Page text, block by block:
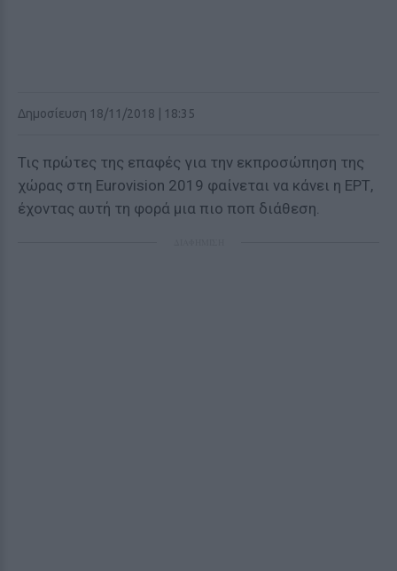
Δημοσίευση 18/11/2018 | 18:35
Τις πρώτες της επαφές για την εκπροσώπηση της
χώρας στη Eurovision 2019 φαίνεται να κάνει η ΕΡΤ,
έχοντας αυτή τη φορά μια πιο ποπ διάθεση.